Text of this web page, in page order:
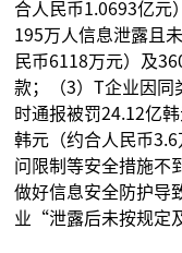
合人民币1.0693亿元
195万人信息泄露且
民币6118万元）及
款；（3）T企业因同
时通报被罚24.12亿
韩元（约合人民币
问限制等安全措施不
做好信息安全防护导
业“泄露后未按规定